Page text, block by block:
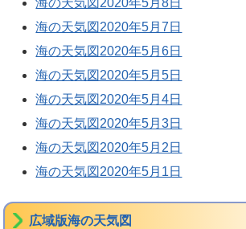
海の天気図2020年5月8日
海の天気図2020年5月7日
海の天気図2020年5月6日
海の天気図2020年5月5日
海の天気図2020年5月4日
海の天気図2020年5月3日
海の天気図2020年5月2日
海の天気図2020年5月1日
広域版海の天気図